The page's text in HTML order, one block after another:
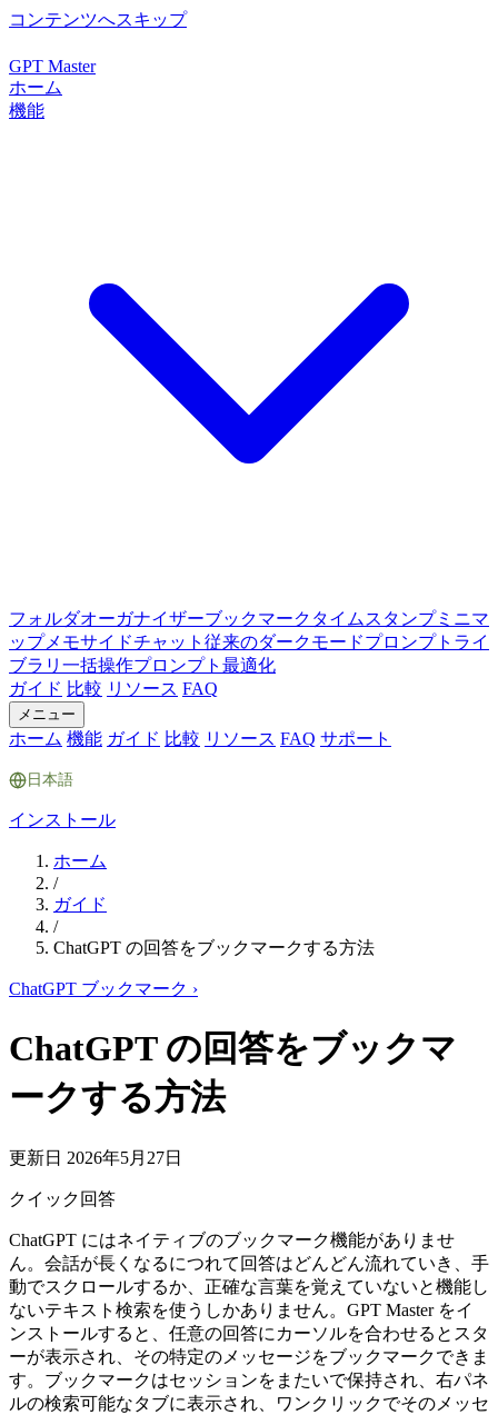
コンテンツへスキップ
GPT Master
ホーム
機能
フォルダオーガナイザーブックマーク タイムスタンプミニマ
ップメモサイドチャット 従来のダークモードプロンプトライ
ブラリ 一括操作プロンプト最適化
ガイド 比較 リソース FAQ
メニュー
ホーム 機能 ガイド 比較 リソース FAQ サポート
日本語
インストール
ホーム
/
ガイド
/
ChatGPT の回答をブックマークする方法
ChatGPT ブックマーク ›
ChatGPT の回答をブックマ
ークする方法
更新日 2026年5月27日
クイック回答
ChatGPT にはネイティブのブックマーク機能がありませ
ん。会話が長くなるにつれて回答はどんどん流れていき、手
動でスクロールするか、正確な言葉を覚えていないと機能し
ないテキスト検索を使うしかありません。GPT Master をイ
ンストールすると、任意の回答にカーソルを合わせるとスタ
ーが表示され、その特定のメッセージをブックマークできま
す。ブックマークはセッションをまたいで保持され、右パネ
ルの検索可能なタブに表示され、ワンクリックでそのメッセ